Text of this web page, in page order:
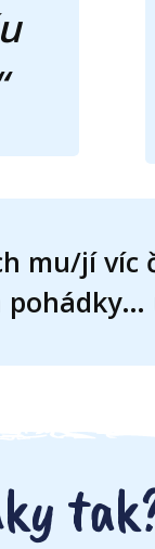
mu/jí